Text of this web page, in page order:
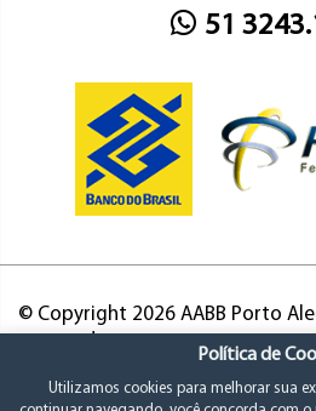
51
© Copyright 2026 AABB Porto
Política de
Utilizamos cookies para melhorar sua